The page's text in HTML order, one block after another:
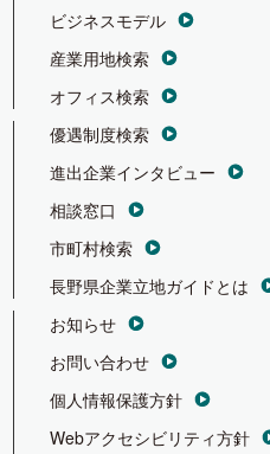
ビジネスモデル
産業用地検索
オフィス検索
優遇制度検索
進出企業インタビュー
相談窓口
市町村検索
長野県企業立地ガイドとは
お知らせ
お問い合わせ
個人情報保護方針
Webアクセシビリティ方針